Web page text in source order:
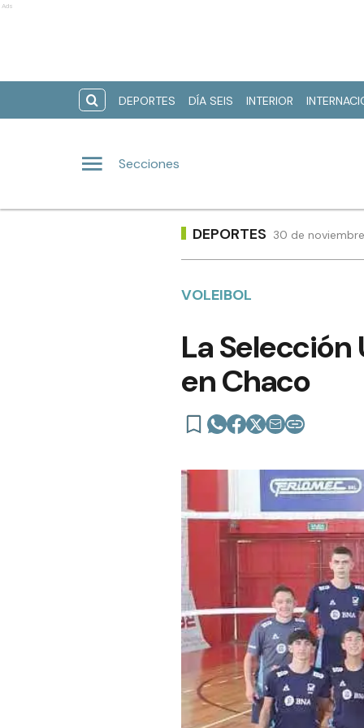
Ads
DEPORTES DÍA SEIS INTERIOR
Secciones
DEPORTES 30 de
VOLEIBOL
La
en Chaco